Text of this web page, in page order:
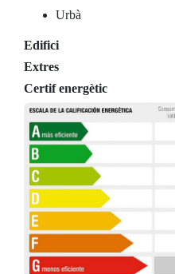
Urbà
Edifici
Extres
Certif energètic